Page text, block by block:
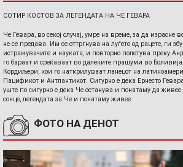
СОТИР КОСТОВ ЗА ЛЕГЕНДАТА НА ЧЕ ГЕВАРА
Че Гевара, во секој случај, умре на време, за да израсне
не се предава. Им се оттргнува на луѓето од рацете, ги
истражувачите и науката, и повторно полетува преку
го бараат и среќаваат во далеките прашуми во
Кордиљери, кои го наткрилуваат ланецот на
Пацификот и Антлантикот. Сигурно е дека Ернесто
уште по сигурно е дека Че останува и понатаму да
сонце, легендата за Че и понатаму живее.
ФОТО НА ДЕНОТ